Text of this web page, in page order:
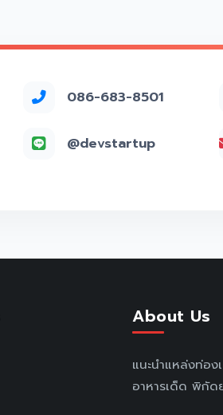
086-683-8501
@devstartup
About Us
แนะนำแหล่งท่
อาหารเด็ด พิกั